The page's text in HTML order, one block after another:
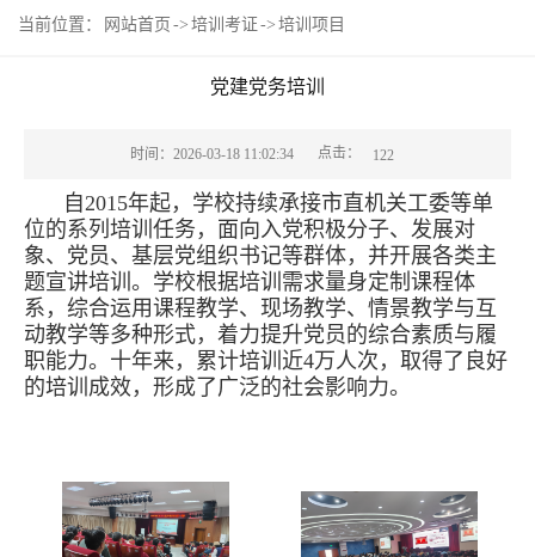
当前位置： 网站首页 -> 培训考证 -> 培训项目
党建党务培训
时间：2026-03-18 11:02:34 点击： 122
自2015年起，学校持续承接市直机关工委等单
位的系列培训任务，面向入党积极分子、发展对
象、党员、基层党组织书记等群体，并开展各类主
题宣讲培训。学校根据培训需求量身定制课程体
系，综合运用课程教学、现场教学、情景教学与互
动教学等多种形式，着力提升党员的综合素质与履
职能力。十年来，累计培训近4万人次，取得了良好
的培训成效，形成了广泛的社会影响力。